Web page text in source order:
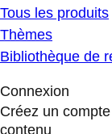
Tous les produits
Thèmes
Bibliothèque de
Connexion
Créez un
contenu